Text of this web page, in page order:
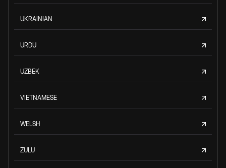
UKRAINIAN
URDU
UZBEK
VIETNAMESE
WELSH
ZULU